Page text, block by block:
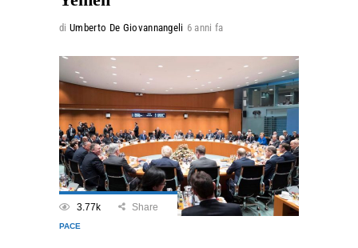
di Umberto De Giovannangeli 6 anni fa
3.77k Share
PACE